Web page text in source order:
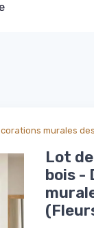
murales
Lot
bois -